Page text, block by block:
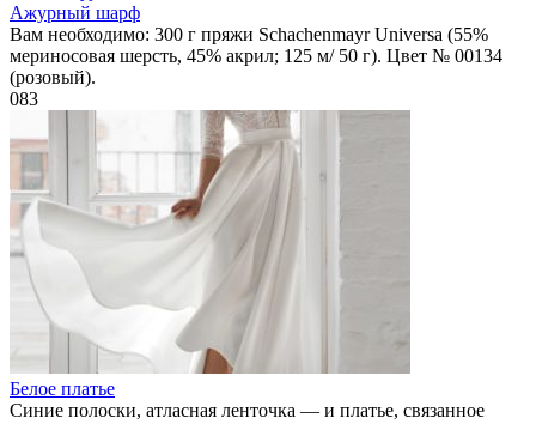
Ажурный шарф
Вам необходимо: 300 г пряжи Schachenmayr Universa (55%
мериносовая шерсть, 45% акрил; 125 м/ 50 г). Цвет № 00134
(розовый).
083
Белое платье
Синие полоски, атласная ленточка — и платье, связанное